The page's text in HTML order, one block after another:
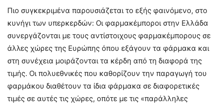
Πιο συγκεκριμένα παρουσιάζεται το εξής φαινόμενο, στο
κυνήγι των υπερκερδών: Οι φαρμακέμποροι στην Ελλάδα
συνεργάζονται με τους αντίστοιχους φαρμακέμπορους σε
άλλες χώρες της Ευρώπης όπου εξάγουν τα φάρμακα και
στη συνέχεια μοιράζονται τα κέρδη από τη διαφορά της
τιμής. Οι πολυεθνικές που καθορίζουν την παραγωγή του
φαρμάκου διαθέτουν τα ίδια φάρμακα σε διαφορετικές
τιμές σε αυτές τις χώρες, οπότε με τις «παράλληλες